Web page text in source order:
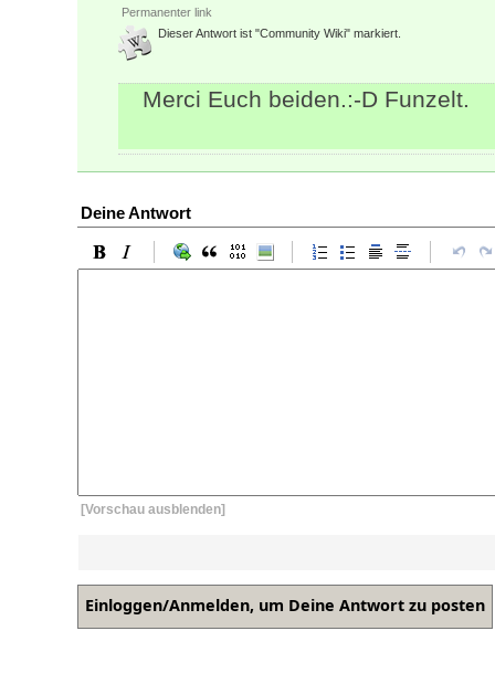
Permanenter link
Dieser Antwort ist "Community Wiki" markiert.
Merci Euch beiden.:-D Funzelt.
Deine Antwort
[Vorschau ausblenden]